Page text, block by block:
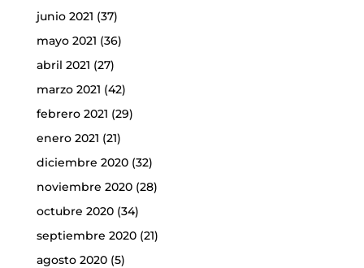
junio 2021 (37)
mayo 2021 (36)
abril 2021 (27)
marzo 2021 (42)
febrero 2021 (29)
enero 2021 (21)
diciembre 2020(32)
noviembre 2020(28)
octubre 2020(34)
septiembre 2020(21)
agosto 2020(5)